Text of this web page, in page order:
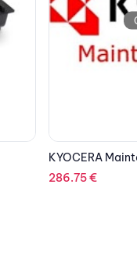
TP-LINK TL-
ACCESS POINT